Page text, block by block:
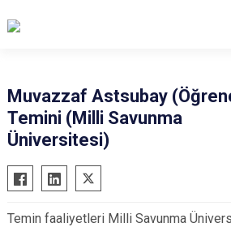
Muvazzaf Astsubay
Temini (Milli Savunma
Üniversitesi)
Temin faaliyetleri Milli Savunma